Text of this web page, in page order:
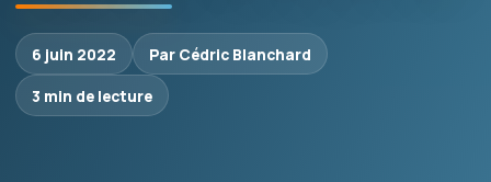
6 juin 2022
Par Cédric Blanchard
3 min de lecture